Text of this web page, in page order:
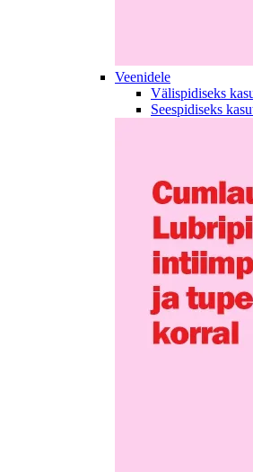
Veenidele
Välispidiseks
Seespidiseks